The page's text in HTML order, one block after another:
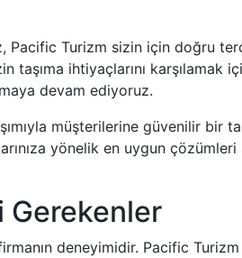
Pacific Turizm sizin için doğru
taşıma ihtiyaçlarını karşılamak
devam ediyoruz.
müşterilerine güvenilir bir
yönelik en uygun çözümleri
Gerekenler
deneyimidir. Pacific